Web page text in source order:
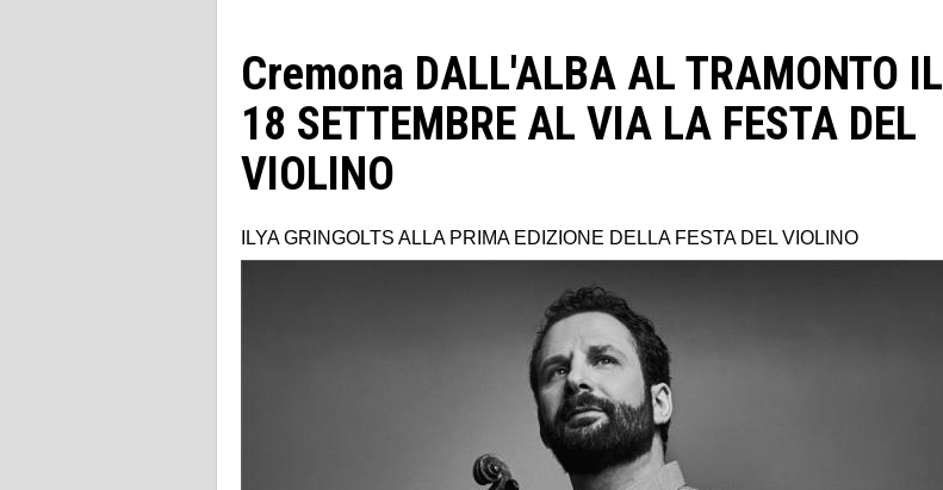
Cremona DALL'ALBA AL TRAMONTO IL
18 SETTEMBRE AL VIA LA FESTA DEL
VIOLINO
ILYA GRINGOLTS ALLA PRIMA EDIZIONE DELLA FESTA DEL VIOLINO